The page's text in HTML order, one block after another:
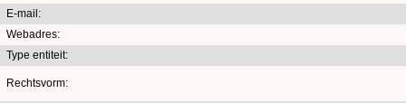
E-mail:
Webadres:
Type entiteit:
Rechtsvorm: